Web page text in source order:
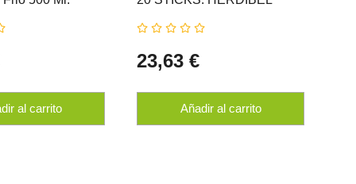
al carrito
23,63 €
Añadir al carrito